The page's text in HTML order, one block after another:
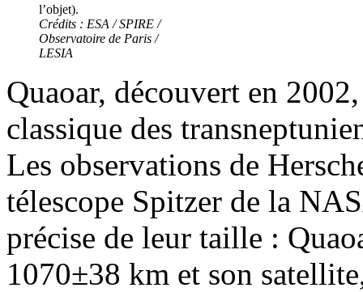
l’objet).
Crédits : ESA / SPIRE /
Observatoire de Paris /
LESIA
Quaoar, découvert en
classique des
Les observations de
télescope Spitzer de la
précise de leur taille :
1070±38 km et son